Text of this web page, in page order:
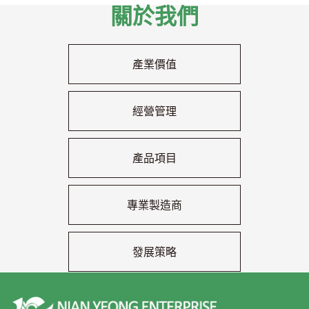
關於我們
產業價值
經營管理
產品項目
專業製造商
發展策略